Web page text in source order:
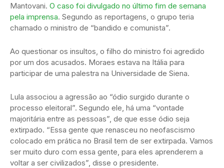
Mantovani. O caso foi divulgado no último fim de semana
pela imprensa. Segundo as reportagens, o grupo teria
chamado o ministro de “bandido e comunista”.
Ao questionar os insultos, o filho do ministro foi agredido
por um dos acusados. Moraes estava na Itália para
participar de uma palestra na Universidade de Siena.
Lula associou a agressão ao “ódio surgido durante o
processo eleitoral”. Segundo ele, há uma “vontade
majoritária entre as pessoas”, de que esse ódio seja
extirpado. “Essa gente que renasceu no neofascismo
colocado em prática no Brasil tem de ser extirpada. Vamos
ser muito duro com essa gente, para eles aprenderem a
voltar a ser civilizados”, disse o presidente.